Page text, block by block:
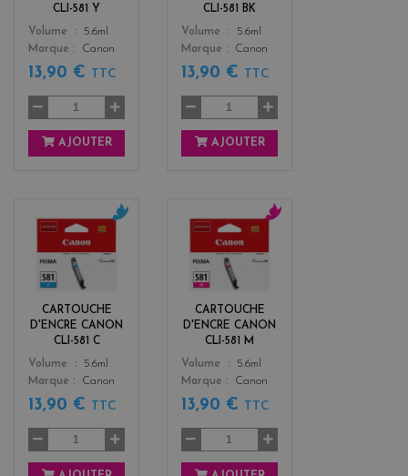
CLI-581 Y
Color
Volume
5.6ml
Marque
Canon
13,90 € TTC
AJOUTER
CLI-581 BK
Color
Volume
5.6ml
Marque
Canon
13,90 € TTC
AJOUTER
CARTOUCHE
D'ENCRE CANON
CLI-581 C
Color
y
Volume
5.6ml
Marque
Canon
13,90 € TTC
CARTOUCHE
D'ENCRE CANON
CLI-581 M
Color
a
n
t
Volume
5.6ml
Marque
Canon
13,90 € TTC